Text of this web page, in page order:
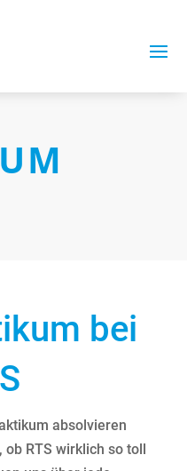
bei
absolvieren
RTS wirklich so toll